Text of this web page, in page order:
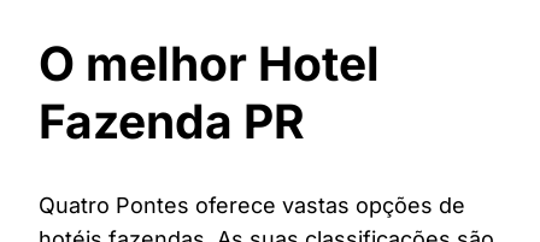
O melhor Hotel
Fazenda PR
Quatro Pontes oferece vastas opções de